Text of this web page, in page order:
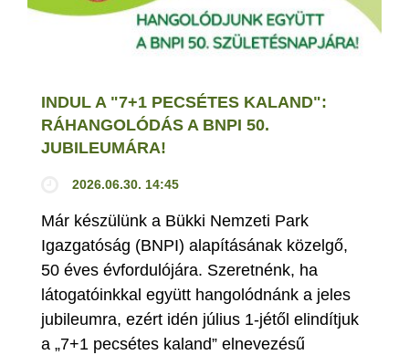
INDUL A "7+1 PECSÉTES KALAND":
RÁHANGOLÓDÁS A BNPI 50.
JUBILEUMÁRA!
2026.06.30. 14:45
Már készülünk a Bükki Nemzeti Park
Igazgatóság (BNPI) alapításának közelgő,
50 éves évfordulójára. Szeretnénk, ha
látogatóinkkal együtt hangolódnánk a jeles
jubileumra, ezért idén július 1-jétől elindítjuk
a „7+1 pecsétes kaland” elnevezésű